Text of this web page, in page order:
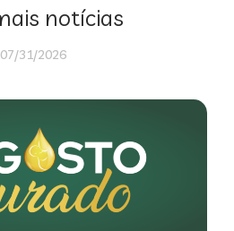
notícias
07/31/2026